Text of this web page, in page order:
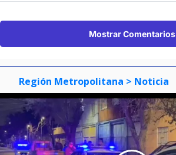
Mostrar Comentarios
Región Metropolitana > Noticia